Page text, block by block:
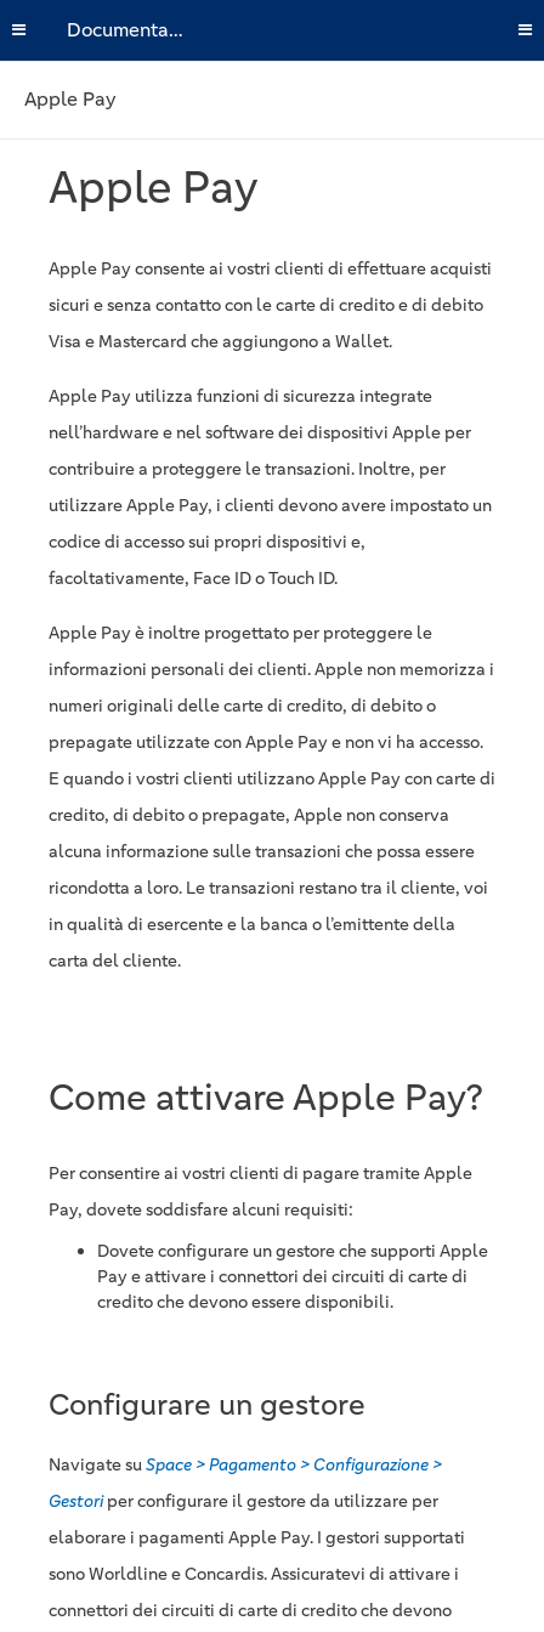
Documentazione
Apple Pay
Apple Pay
Apple Pay consente ai vostri clienti di effettuare acquisti
sicuri e senza contatto con le carte di credito e di debito
Visa e Mastercard che aggiungono a Wallet.
Apple Pay utilizza funzioni di sicurezza integrate
nell’hardware e nel software dei dispositivi Apple per
contribuire a proteggere le transazioni. Inoltre, per
utilizzare Apple Pay, i clienti devono avere impostato un
codice di accesso sui propri dispositivi e,
facoltativamente, Face ID o Touch ID.
Apple Pay è inoltre progettato per proteggere le
informazioni personali dei clienti. Apple non memorizza i
numeri originali delle carte di credito, di debito o
prepagate utilizzate con Apple Pay e non vi ha accesso.
E quando i vostri clienti utilizzano Apple Pay con carte di
credito, di debito o prepagate, Apple non conserva
alcuna informazione sulle transazioni che possa essere
ricondotta a loro. Le transazioni restano tra il cliente, voi
in qualità di esercente e la banca o l’emittente della
carta del cliente.
Come attivare Apple Pay?
Per consentire ai vostri clienti di pagare tramite Apple
Pay, dovete soddisfare alcuni requisiti:
Dovete configurare un gestore che supporti Apple
Pay e attivare i connettori dei circuiti di carte di
credito che devono essere disponibili.
Configurare un gestore
Navigate suSpace > Pagamento > Configurazione >
Gestoriper configurare il gestore da utilizzare per
elaborare i pagamenti Apple Pay. I gestori supportati
sono Worldline e Concardis. Assicuratevi di attivare i
connettori dei circuiti di carte di credito che devono